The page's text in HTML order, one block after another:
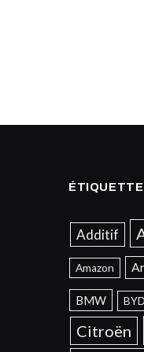
Additif
Amazon
BMW BYD
Citroën